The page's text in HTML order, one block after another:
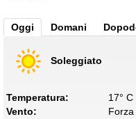
Oggi Domani
Soleggiato
Temperatura:
17°
Vento: